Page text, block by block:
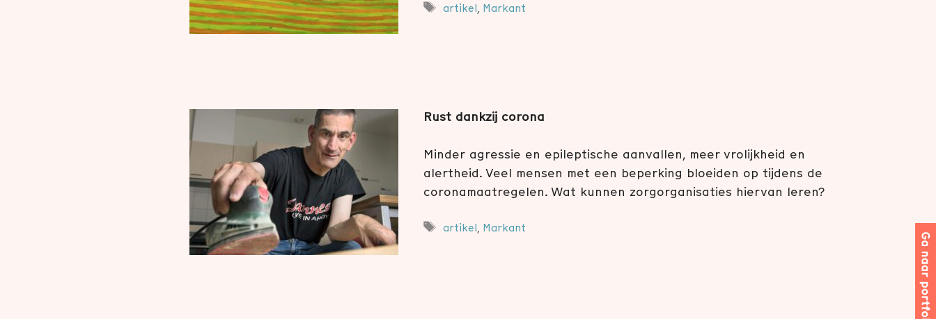
Tags
artikel, Markant
Rust dankzij corona
Minder agressie en epileptische aanvallen, meer vrolijkheid en
alertheid. Veel mensen met een beperking bloeiden op tijdens de
coronamaatregelen. Wat kunnen zorgorganisaties hiervan leren?
Tags
artikel, Markant